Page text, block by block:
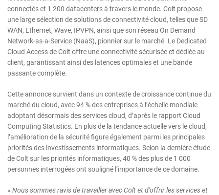
connectés et 1 200 datacenters à travers le monde. Colt propose
une large sélection de solutions de connectivité cloud, telles que SD
WAN, Ethernet, Wave, IPVPN, ainsi que son réseau On Demand
Network-as-a-Service (NaaS), pionnier sur le marché. Le Dedicated
Cloud Access de Colt offre une connectivité sécurisée et dédiée au
client, garantissant ainsi des latences optimales et une bande
passante complète.
Cette annonce survient dans un contexte de croissance continue du
marché du cloud, avec 94 % des entreprises à l’échelle mondiale
adoptant désormais des services cloud, d’après le rapport Cloud
Computing Statistics. En plus de la tendance actuelle vers le cloud,
l’amélioration de la sécurité figure également parmi les principales
priorités des investissements informatiques. Selon la dernière étude
de Colt sur les priorités informatiques, 40 % des plus de 1 000
personnes interrogées ont souligné l’importance de ce domaine.
« Nous sommes ravis de travailler avec Colt et d’offrir les services et